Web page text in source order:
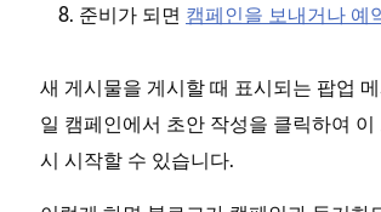
준비가 되면 캠페인을 보내거나 예
새 게시물을 게시할 때 표시되는 팝업
일 캠페인에서 초안 작성을 클릭하여
시 시작할 수 있습니다.